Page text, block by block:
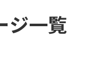
ットのカビ
ジ一覧